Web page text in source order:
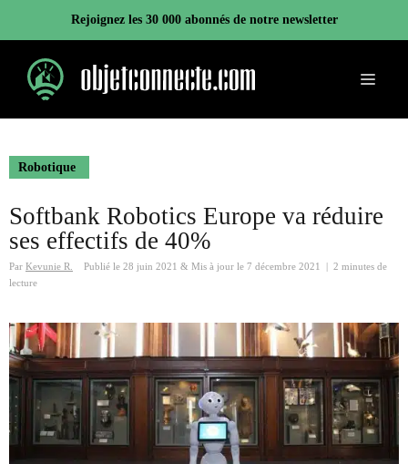
contenu
Rejoignez les 30 000 abonnés de notre newsletter
Menu
Robotique
Softbank Robotics Europe va réduire
ses effectifs de 40%
Par Kevunie R. Publié le 28 juin 2021 & Mis à jour le 7 décembre 2021
2 minutes de
lecture